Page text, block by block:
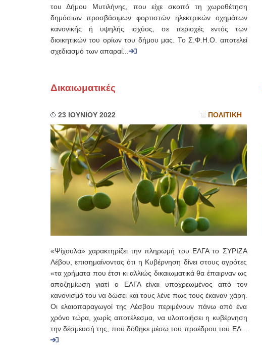
του Δήμου Μυτιλήνης, που είχε σκοπό τη χωροθέτηση
δημόσιων προσβάσιμων φορτιστών ηλεκτρικών οχημάτων
κανονικής ή υψηλής ισχύος, σε περιοχές εντός των
διοικητικών του ορίων του δήμου μας. Το Σ.Φ.Η.Ο. αποτελεί
σχεδιασμό των απαραί...
Δικαιωματικές
23 ΙΟΥΝΙΟΥ 2022 ΠΟΛΙΤΙΚΗ
«Ψίχουλα» χαρακτηρίζει την πληρωμή του ΕΛΓΑ το ΣΥΡΙΖΑ
Λέβου, επισημαίνοντας ότι η Κυβέρνηση δίνει στους αγρότες
«τα χρήματα που έτσι κι αλλιώς δικαιωματικά θα έπαιρναν ως
αποζημίωση γιατί ο ΕΛΓΑ είναι υποχρεωμένος από τον
κανονισμό του να δώσει και τους λένε πως τους έκαναν χάρη.
Οι ελαιοπαραγωγοί της Λέσβου περιμένουν πάνω από ένα
χρόνο τώρα, χωρίς αποτέλεσμα, να υλοποιήσει η κυβέρνηση
την δέσμευσή της, που δόθηκε μέσω του προέδρου του ΕΛ...